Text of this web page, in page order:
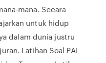
mana. Secara
untuk hidup
dalam dunia justru
Latihan Soal PAI